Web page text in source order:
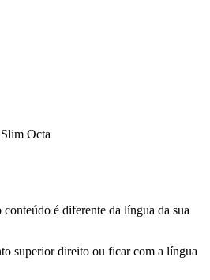
Octa
é diferente da língua da sua
superior direito ou ficar com a língua